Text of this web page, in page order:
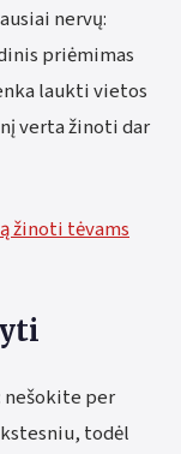
nervų:
priėmimas
laukti vietos
verta žinoti dar
žinoti tėvams
per
todėl